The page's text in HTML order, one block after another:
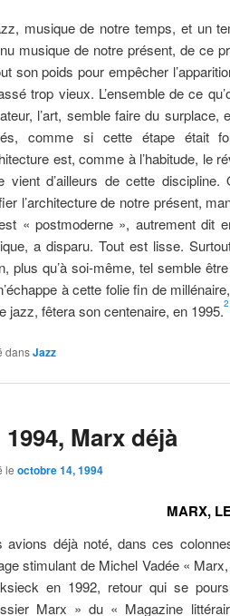
musique de notre temps, et un
musique de notre présent, de ce
son poids pour empêcher
trop vieux. L’ensemble de ce
l’art, semble faire du
comme si cette étape était
est, comme à l’habitude, le
vient d’ailleurs de cette
l’architecture de notre présent,
« postmoderne », autrement dit
a disparu. Tout est lisse.
plus qu’à soi-même, tel semble
à cette folie fin de
jazz, fêtera son centenaire, en 1995.2
dansJazz
1994, Marx déjà
le octobre 14, 1994
MARX,
avions déjà noté, dans ces
stimulant de Michel Vadée «
en 1992, retour qui se
Marx » du « Magazine